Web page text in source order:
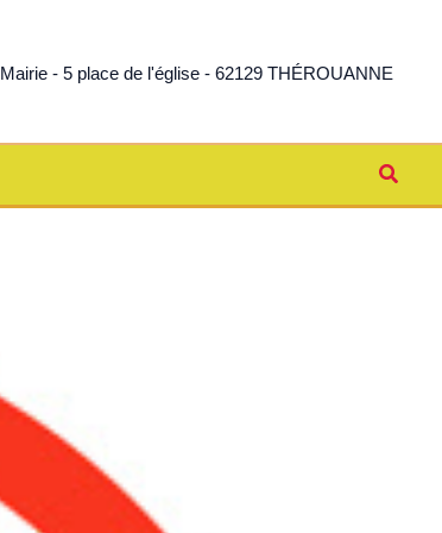
Mairie - 5 place de l'église - 62129 THÉROUANNE